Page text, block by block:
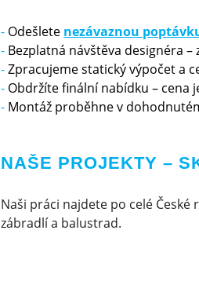
Odešlete nezávaznou
Bezplatná návštěva designéra
Zpracujeme statický výpočet a
Obdržíte finální nabídku – cena
Montáž proběhne v
NAŠE PROJEKTY –
Naši práci najdete po celé České
zábradlí a balustrad.